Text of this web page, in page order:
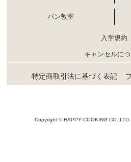
パン教室
入学規約
キャンセルに
特定商取引法に基づく表記
Copyright © HAPPY COOKING